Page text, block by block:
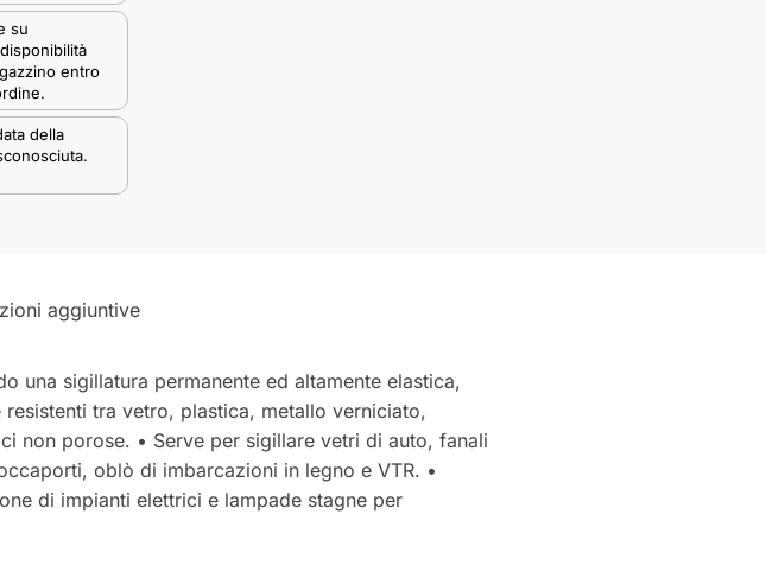
su
entro
della
aggiuntive
una sigillatura permanente ed altamente elastica,
tra vetro, plastica, metallo verniciato,
non porose. • Serve per sigillare vetri di auto, fanali
oblò di imbarcazioni in legno e VTR. •
di impianti elettrici e lampade stagne per